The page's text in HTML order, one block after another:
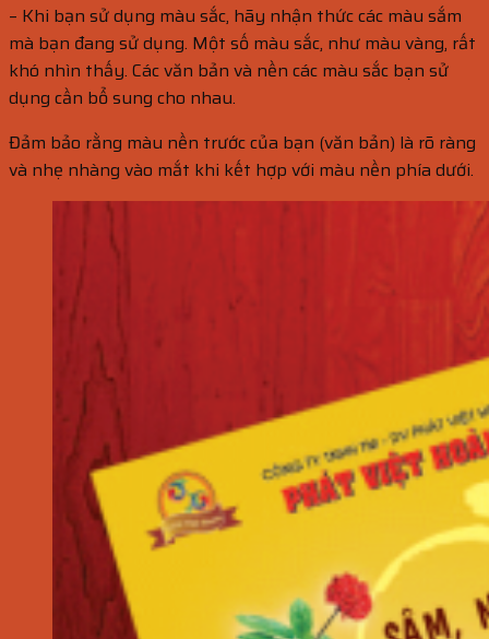
– Khi bạn sử dụng màu sắc, hãy nhận thức các màu sắm
mà bạn đang sử dụng. Một số màu sắc, như màu vàng, rất
khó nhìn thấy. Các văn bản và nền các màu sắc bạn sử
dụng cần bổ sung cho nhau.
Đảm bảo rằng màu nền trước của bạn (văn bản) là rõ ràng
và nhẹ nhàng vào mắt khi kết hợp với màu nền phía dưới.